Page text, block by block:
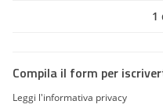
1
Compila il form per
Leggi l'informativa privacy